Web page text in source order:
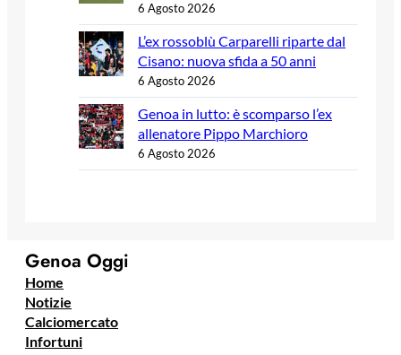
6 Agosto 2026
L’ex rossoblù Carparelli riparte dal
Cisano: nuova sfida a 50 anni
6 Agosto 2026
Genoa in lutto: è scomparso l’ex
allenatore Pippo Marchioro
6 Agosto 2026
Genoa Oggi
Home
Notizie
Calciomercato
Infortuni